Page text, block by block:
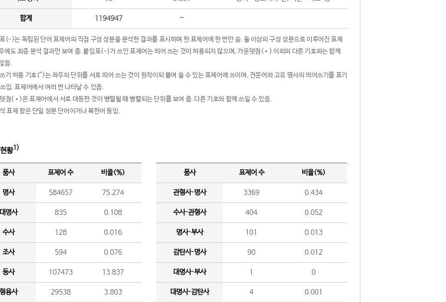
합계 1194947 -
(-)는 독립된 단어 표제어의 직접 구성 성분을 분석한 결과를 표시하며 한 표제어에 한 번만 씀. 둘 이상의 구성 성분으로 이루어진 표제
에도 최종 분석 결과만 보여 줌. 붙임표(-)가 쓰인 표제어는 띄어 쓰는 것이 허용되지 않으며, 가운뎃점(•) 이외의 다른 기호와는 함께
음.
기 허용 기호(^)는 좌우의 단위를 서로 띄어 쓰는 것이 원칙이되 붙여 쓸 수 있는 표제어에 쓰이며, 전문어와 고유 명사의 띄어쓰기를 표기
임. 표제어에서 여러 번 나타날 수 있음.
점(•)은 표제어에서 서로 대등한 것이 병렬될 때 병렬되는 단위를 보여 줌. 다른 기호와 함께 쓰일 수 있음.
표제 항은 단일 성분 단어이거나 북한어 등임.
황1)
품사 표제어 수 비율(%)
명사 584657 75.274
명사 835 0.108
수사 128 0.016
조사 594 0.076
동사 107473 13.837
용사 29538 3.803
품사 표제어 수 비율(%)
관형사·명사 3369 0.434
수사·관형사 404 0.052
명사·부사 101 0.013
감탄사·명사 90 0.012
대명사·부사 1 0
대명사·감탄사 4 0.001